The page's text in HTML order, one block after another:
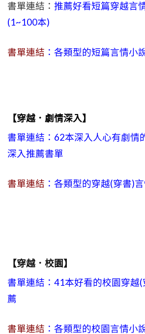
書單連結： 推薦好看短篇穿越言
(1~100本)
書單連結 ：各類型的短篇言情小
【穿越．劇情深入】
書單連結：62本深入人心有劇情
深入推薦書單
書單連結 ：各類型的穿越(穿書)
【穿越．校園】
書單連結：41本好看的校園穿越
薦
書單連結 ：各類型的校園言情小